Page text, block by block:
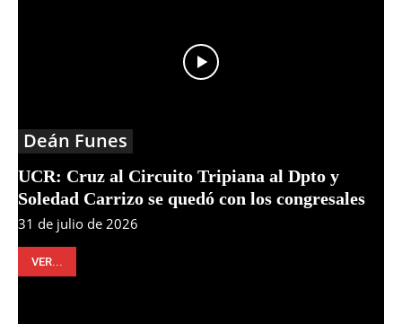
Deán Funes
UCR: Cruz al Circuito Tripiana al Dpto y
Soledad Carrizo se quedó con los congresales
31 de julio de 2026
VER...